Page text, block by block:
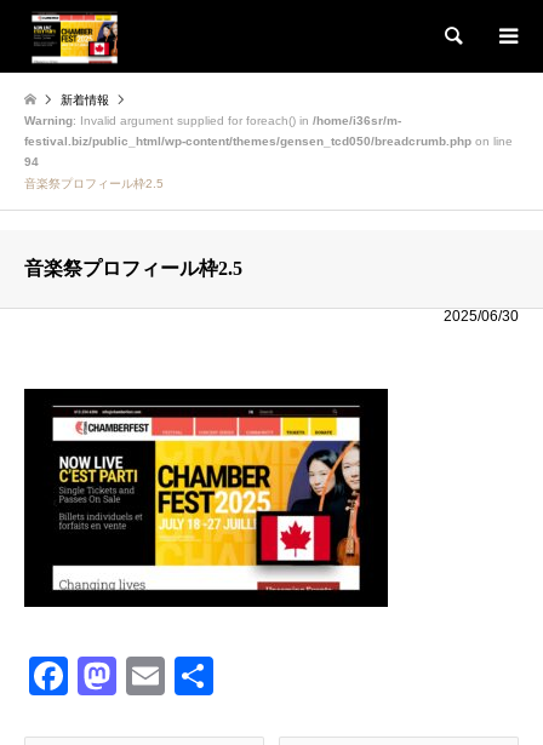
検索
新着情報
Warning: Invalid argument supplied for foreach() in /home/i36sr/m-
festival.biz/public_html/wp-content/themes/gensen_tcd050/breadcrumb.php on line
94
音楽祭プロフィール枠2.5
音楽祭プロフィール枠2.5
2025/06/30
Facebook
Mastodon
Email